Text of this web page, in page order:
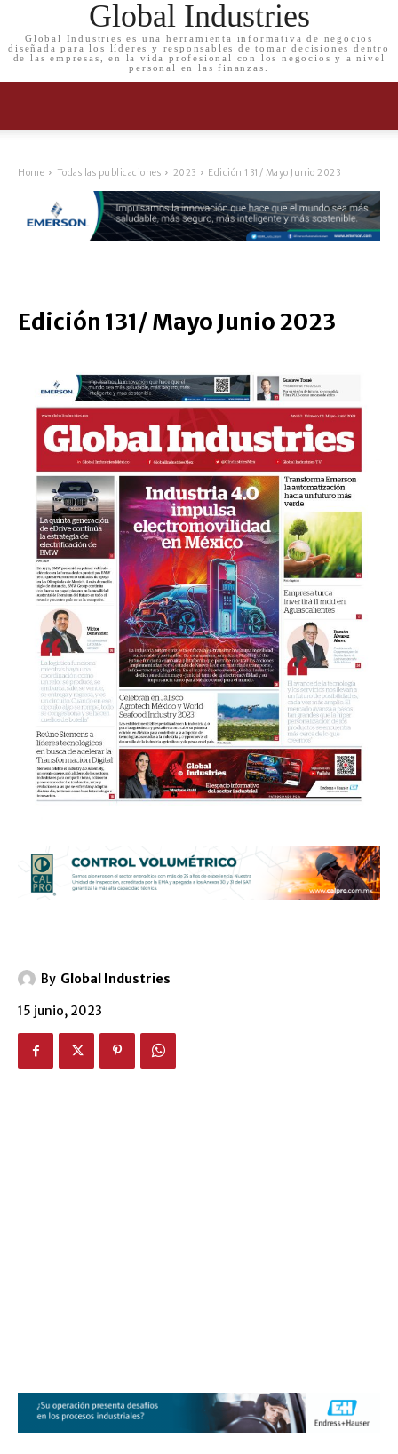
Global Industries
Global Industries es una herramienta informativa de negocios
diseñada para los líderes y responsables de tomar decisiones dentro
de las empresas, en la vida profesional con los negocios y a nivel
personal en las finanzas.
Home Todas las publicaciones 2023 Edición 131/ Mayo Junio 2023
Edición 131/ Mayo Junio 2023
By Global Industries
15 junio, 2023